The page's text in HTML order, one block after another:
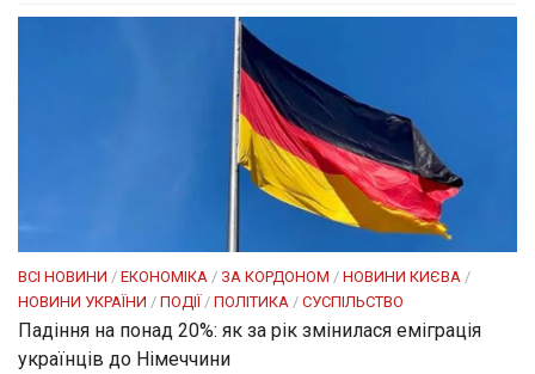
ВСІ НОВИНИ / ЕКОНОМІКА / ЗА КОРДОНОМ / НОВИНИ КИЄВА /
НОВИНИ УКРАЇНИ / ПОДІЇ / ПОЛІТИКА / СУСПІЛЬСТВО
Падіння на понад 20%: як за рік змінилася еміграція
українців до Німеччини